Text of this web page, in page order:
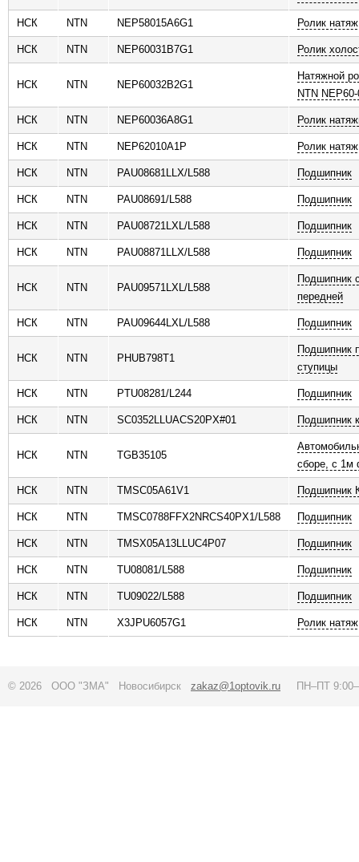
НСК NTN NEP58015A6G1 Ролик
НСК NTN NEP60031B7G1 Ролик
НСК NTN NEP60032B2G1
Натяжной
NTN
НСК NTN NEP60036A8G1 Ролик
НСК NTN NEP62010A1P Ролик
НСК NTN PAU08681LLX/L588 Подшипник
НСК NTN PAU08691/L588 Подшипник
НСК NTN PAU08721LXL/L588 Подшипник
НСК NTN PAU08871LLX/L588 Подшипник
НСК NTN PAU09571LXL/L588
Подшипник
передней
НСК NTN PAU09644LXL/L588 Подшипник
НСК NTN PHUB798T1
Подшипник
ступицы
НСК NTN PTU08281/L244 Подшипник
НСК NTN SC0352LLUACS20PX#01 Подшипник
НСК NTN TGB35105
сборе, с 1м
НСК NTN TMSC05A61V1 Подшипник
НСК NTN TMSC0788FFX2NRCS40PX1/L588 Подшипник
НСК NTN TMSX05A13LLUC4P07 Подшипник
НСК NTN TU08081/L588 Подшипник
НСК NTN TU09022/L588 Подшипник
НСК NTN X3JPU6057G1 Ролик
© 2026 ООО "ЗМА" Новосибирск zakaz@1optovik.ru ПН–ПТ